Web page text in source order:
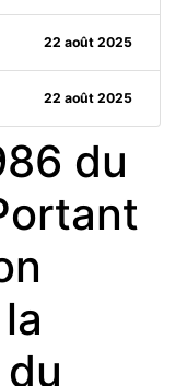
22 août 2025
22 août 2025
du